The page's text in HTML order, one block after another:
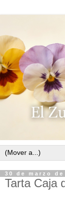
30 de marzo de
Tarta Caja